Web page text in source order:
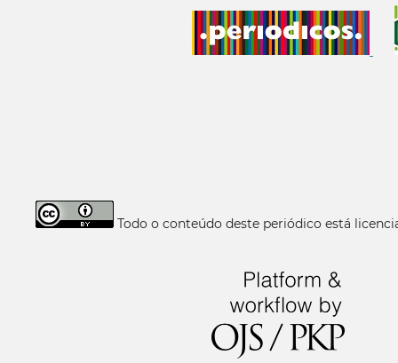
Todo o conteúdo deste periódico está